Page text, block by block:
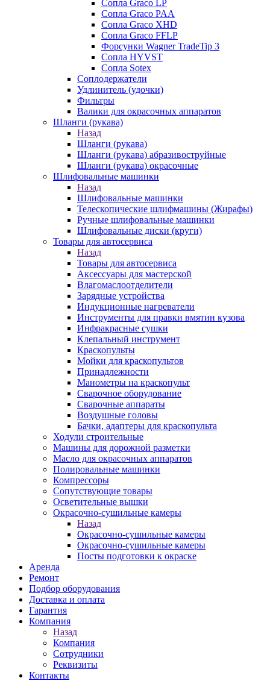
Сопла Graco LP
Сопла Graco PAA
Сопла Graco XHD
Сопла Graco FFLP
Форсунки Wagner TradeTip 3
Сопла HYVST
Сопла Sotex
Соплодержатели
Удлинитель (удочки)
Фильтры
Валики для окрасочных аппаратов
Шланги (рукава)
Назад
Шланги (рукава)
Шланги (рукава) абразивоструйные
Шланги (рукава) окрасочные
Шлифовальные машинки
Назад
Шлифовальные машинки
Телескопические шлифмашины (Жирафы)
Ручные шлифовальные машинки
Шлифовальные диски (круги)
Товары для автосервиса
Назад
Товары для автосервиса
Аксессуары для мастерской
Влагомаслоотделители
Зарядные устройства
Индукционные нагреватели
Инструменты для правки вмятин кузова
Инфракрасные сушки
Клепальный инструмент
Краскопульты
Мойки для краскопультов
Принадлежности
Манометры на краскопульт
Сварочное оборудование
Сварочные аппараты
Воздушные головы
Бачки, адаптеры для краскопульта
Ходули строительные
Машины для дорожной разметки
Масло для окрасочных аппаратов
Полировальные машинки
Компрессоры
Сопутствующие товары
Осветительные вышки
Окрасочно-сушильные камеры
Назад
Окрасочно-сушильные камеры
Окрасочно-сушильные камеры
Посты подготовки к окраске
Аренда
Ремонт
Подбор оборудования
Доставка и оплата
Гарантия
Компания
Назад
Компания
Сотрудники
Реквизиты
Контакты